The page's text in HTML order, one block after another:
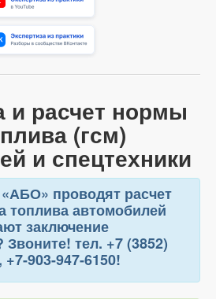
и расчет нормы
(гсм)
и спецтехники
проводят расчет
топлива автомобилей
заключение
тел. +7 (3852)
+7-903-947-6150!